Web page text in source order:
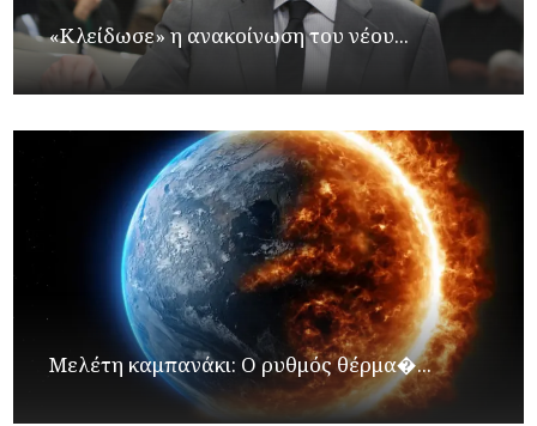
«Κλείδωσε» η ανακοίνωση του νέου...
Μελέτη καμπανάκι: Ο ρυθμός θέρμα�...